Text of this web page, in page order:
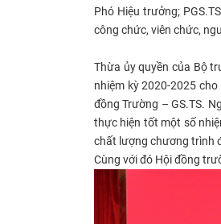
Phó Hiệu trưởng;
công chức, viên chức,
Thừa ủy quyền của Bộ
nhiệm kỳ 2020-2025
đồng Trường – GS.TS.
thực hiện tốt một số
chất lượng chương trình
Cùng với đó Hội đồng